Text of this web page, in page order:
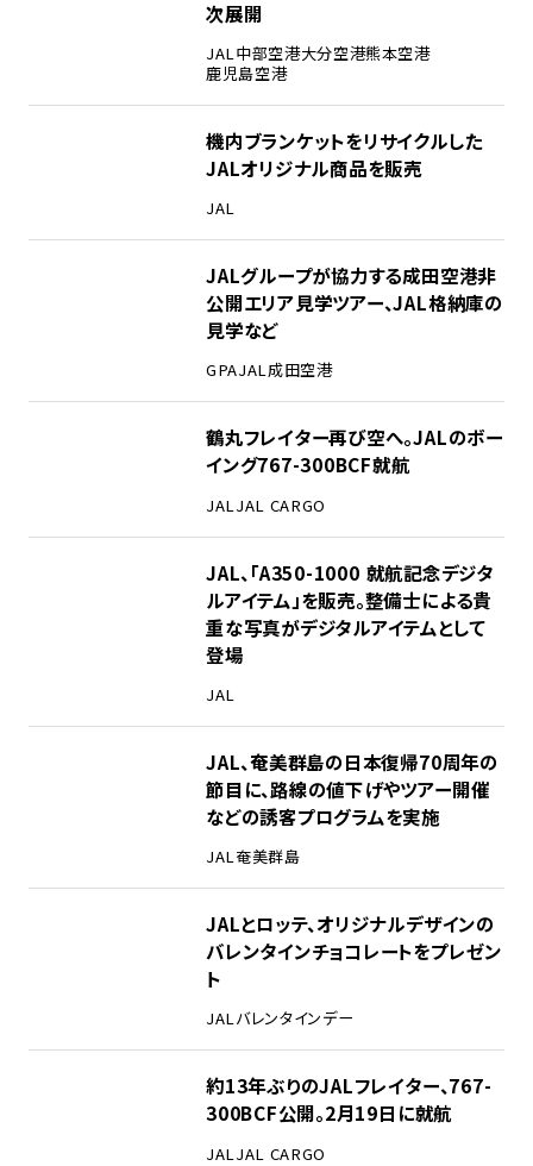
次展開
JAL中部空港大分空港熊本空港
鹿児島空港
機内ブランケットをリサイクルした
JALオリジナル商品を販売
JAL
JALグループが協力する成田空港非
公開エリア見学ツアー、JAL格納庫の
見学など
GPAJAL成田空港
鶴丸フレイター再び空へ。JALのボー
イング767-300BCF就航
JAL JAL CARGO
JAL、「A350-1000 就航記念デジタ
ルアイテム」を販売。整備士による貴
重な写真がデジタルアイテムとして
登場
JAL
JAL、奄美群島の日本復帰70周年の
節目に、路線の値下げやツアー開催
などの誘客プログラムを実施
JAL奄美群島
JALとロッテ、オリジナルデザインの
バレンタインチョコレートをプレゼン
ト
JALバレンタインデー
約13年ぶりのJALフレイター、767-
300BCF公開。2月19日に就航
JAL JAL CARGO